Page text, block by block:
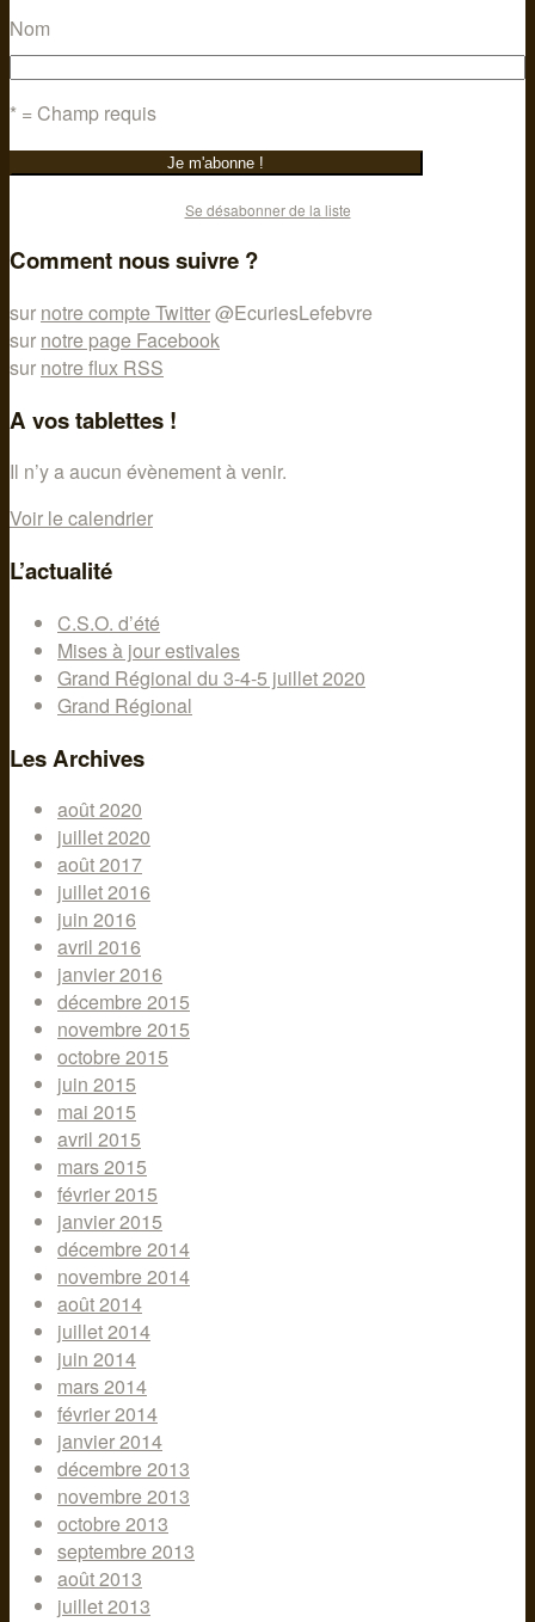
Nom
* = Champ requis
Se désabonner de la liste
Comment nous suivre ?
sur notre compte Twitter@EcuriesLefebvre
sur notre page Facebook
sur notre flux RSS
A vos tablettes !
Il n’y a aucun évènement à venir.
Voir le calendrier
L’actualité
C.S.O. d’été
Mises à jour estivales
Grand Régional du 3-4-5 juillet 2020
Grand Régional
Les Archives
août 2020
juillet 2020
août 2017
juillet 2016
juin 2016
avril 2016
janvier 2016
décembre 2015
novembre 2015
octobre 2015
juin 2015
mai 2015
avril 2015
mars 2015
février 2015
janvier 2015
décembre 2014
novembre 2014
août 2014
juillet 2014
juin 2014
mars 2014
février 2014
janvier 2014
décembre 2013
novembre 2013
octobre 2013
septembre 2013
août 2013
juillet 2013